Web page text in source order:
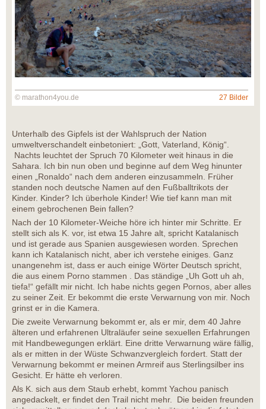
© marathon4you.de 27 Bilder
Unterhalb des Gipfels ist der Wahlspruch der Nation
umweltverschandelt einbetoniert: „Gott, Vaterland, König“.
Nachts leuchtet der Spruch 70 Kilometer weit hinaus in die
Sahara. Ich bin nun oben und beginne auf dem Weg hinunter
einen „Ronaldo“ nach dem anderen einzusammeln. Früher
standen noch deutsche Namen auf den Fußballtrikots der
Kinder. Kinder? Ich überhole Kinder! Wie tief kann man mit
einem gebrochenen Bein fallen?
Nach der 10 Kilometer-Weiche höre ich hinter mir Schritte. Er
stellt sich als K. vor, ist etwa 15 Jahre alt, spricht Katalanisch
und ist gerade aus Spanien ausgewiesen worden. Sprechen
kann ich Katalanisch nicht, aber ich verstehe einiges. Ganz
unangenehm ist, dass er auch einige Wörter Deutsch spricht,
die aus einem Porno stammen . Das ständige „Uh Gott uh ah,
tiefa!“ gefällt mir nicht. Ich habe nichts gegen Pornos, aber alles
zu seiner Zeit. Er bekommt die erste Verwarnung von mir. Noch
grinst er in die Kamera.
Die zweite Verwarnung bekommt er, als er mir, dem 40 Jahre
älteren und erfahrenen Ultraläufer seine sexuellen Erfahrungen
mit Handbewegungen erklärt. Eine dritte Verwarnung wäre fällig,
als er mitten in der Wüste Schwanzvergleich fordert. Statt der
Verwarnung bekommt er meinen Armreif aus Sterlingsilber ins
Gesicht. Er hätte eh verloren.
Als K. sich aus dem Staub erhebt, kommt Yachou panisch
angedackelt, er findet den Trail nicht mehr. Die beiden freunden